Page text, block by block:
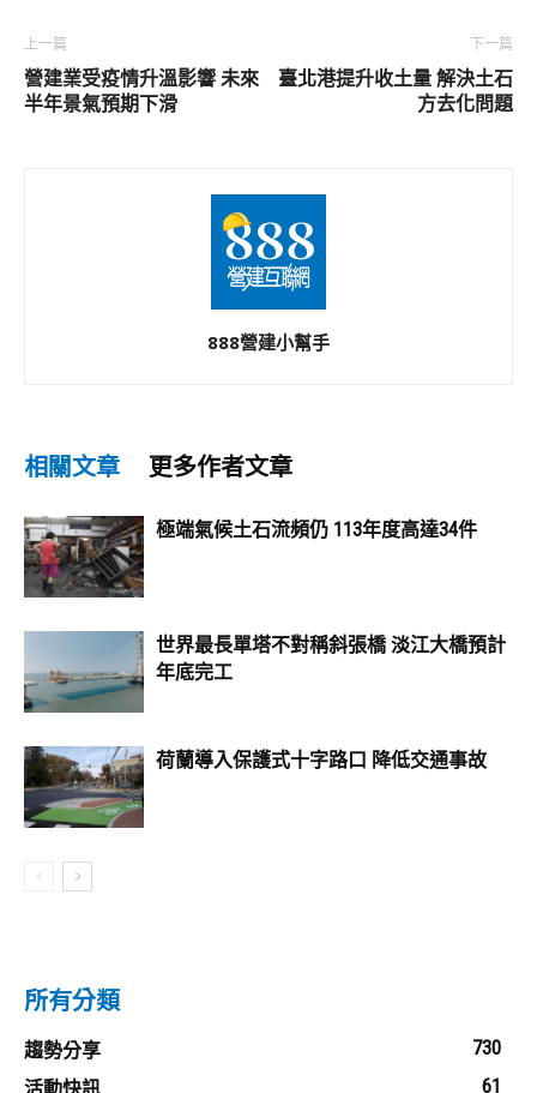
上一篇
營建業受疫情升溫影響 未來
半年景氣預期下滑
下一篇
臺北港提升收土量 解決土石
方去化問題
888營建小幫手
相關文章 更多作者文章
極端氣候土石流頻仍 113年度高達34件
世界最長單塔不對稱斜張橋 淡江大橋預計
年底完工
荷蘭導入保護式十字路口 降低交通事故
所有分類
趨勢分享
730
活動快訊
61